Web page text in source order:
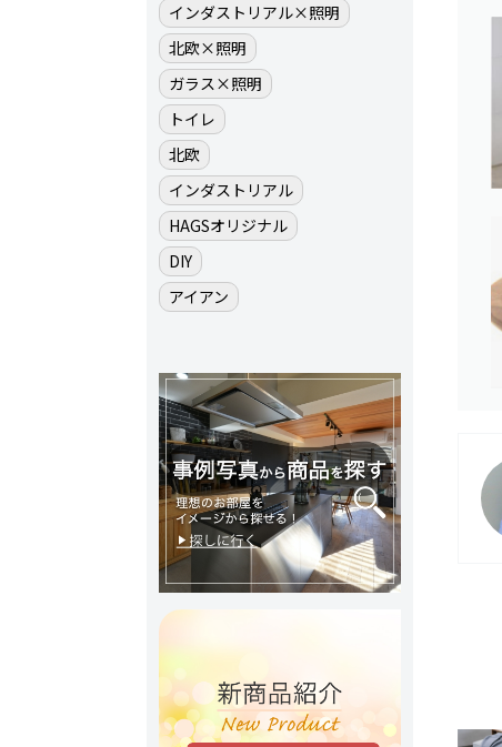
インダストリアル×照明
北欧×照明
ガラス×照明
トイレ
北欧
インダストリアル
HAGSオリジナル
DIY
アイアン